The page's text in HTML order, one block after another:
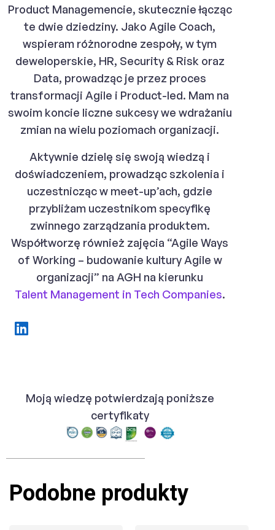
Product Managemencie, skutecznie łącząc
te dwie dziedziny. Jako Agile Coach,
wspieram różnorodne zespoły, w tym
deweloperskie, HR, Security & Risk oraz
Data, prowadząc je przez proces
transformacji Agile i Product-led. Mam na
swoim koncie liczne sukcesy we wdrażaniu
zmian na wielu poziomach organizacji.
Aktywnie dzielę się swoją wiedzą i
doświadczeniem, prowadząc szkolenia i
uczestnicząc w meet-up’ach, gdzie
przybliżam uczestnikom specyfikę
zwinnego zarządzania produktem.
Współtworzę również zajęcia “Agile Ways
of Working – budowanie kultury Agile w
organizacji” na AGH na kierunku
Talent Management in Tech Companies.
Moją wiedzę potwierdzają poniższe
certyfikaty
Podobne produkty